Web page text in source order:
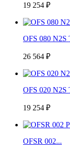
19 254 ₽
OFS 080 N2S
26 564 ₽
OFS 020 N2S
19 254 ₽
OFSR 002...